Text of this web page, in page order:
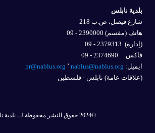
بلدية نابلس
شارع فيصل، ص.ب 218
هاتف (مقسم) 2390000 - 09
(إدارة)
فاكس 2374690 - 09
ايميل: nablus@nablus.org
pr@nablus.org
(علاقات عامة) نابلس - فلسطين
©2024 حقوق النشر محفوظة لــ بلدية نابلس